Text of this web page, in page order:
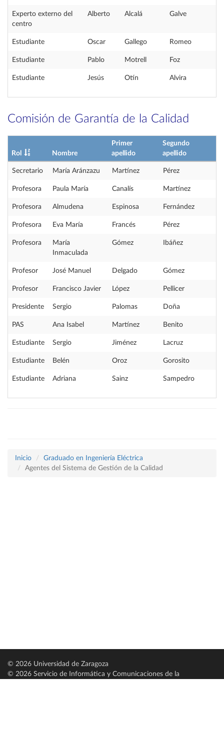
Experto externo del
centro
Alberto Alcalá Galve
Estudiante Oscar Gallego Romeo
Estudiante Pablo Motrell Foz
Estudiante Jesús Otín Alvira
Comisión de Garantía de la Calidad
Rol Nombre
Primer
apellido
Segundo
apellido
Secretario María Aránzazu Martínez Pérez
Profesora Paula María Canalís Martínez
Profesora Almudena Espinosa Fernández
Profesora Eva María Francés Pérez
Profesora
María
Inmaculada
Gómez Ibáñez
Profesor José Manuel Delgado Gómez
Profesor Francisco Javier López Pellicer
Presidente Sergio Palomas Doña
PAS Ana Isabel Martínez Benito
Estudiante Sergio Jiménez Lacruz
Estudiante Belén Oroz Gorosito
Estudiante Adriana Sainz Sampedro
Inicio
Graduado en Ingeniería Eléctrica
Agentes del Sistema de Gestión de la Calidad
© 2026 Universidad de Zaragoza
© 2026 Servicio de Informática y Comunicaciones de la